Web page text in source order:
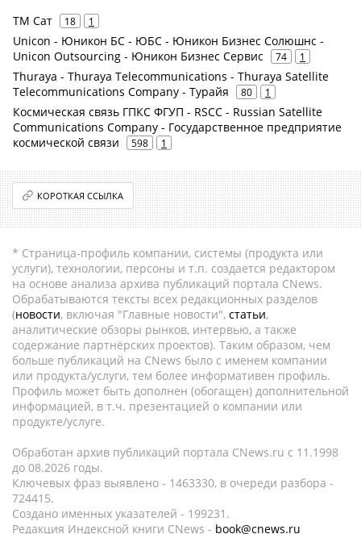
ТМ Сат 18 1
Unicon - Юникон БС - ЮБС - Юникон Бизнес Солюшнс -
Unicon Outsourcing - Юникон Бизнес Сервис
74 1
Thuraya - Thuraya Telecommunications - Thuraya Satellite
Telecommunications Company - Турайя
80 1
Космическая связь ГПКС ФГУП - RSCC - Russian Satellite
Communications Company - Государственное предприятие
космической связи
598 1
КОРОТКАЯ ССЫЛКА
* Страница-профиль компании, системы (продукта или
услуги), технологии, персоны и т.п. создается редактором
на основе анализа архива публикаций портала CNews.
Обрабатываются тексты всех редакционных разделов
(новости, включая "Главные новости", статьи,
аналитические обзоры рынков, интервью, а также
содержание партнёрских проектов). Таким образом, чем
больше публикаций на CNews было с именем компании
или продукта/услуги, тем более информативен профиль.
Профиль может быть дополнен (обогащен) дополнительной
информацией, в т.ч. презентацией о компании или
продукте/услуге.
Обработан архив публикаций портала CNews.ru c 11.1998
до 08.2026 годы.
Ключевых фраз выявлено - 1463330, в очереди разбора -
724415.
Создано именных указателей - 199231.
Редакция Индексной книги CNews - book@cnews.ru